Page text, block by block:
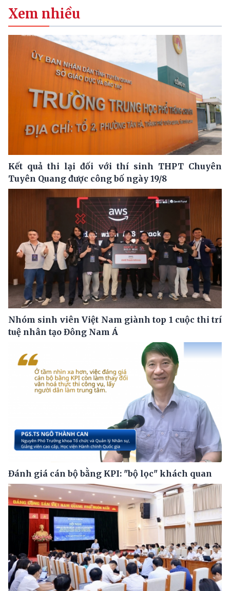
Xem nhiều
Kết quả thi lại đối với thí sinh THPT Chuyên
Tuyên Quang được công bố ngày 19/8
Nhóm sinh viên Việt Nam giành top 1 cuộc thi trí
tuệ nhân tạo Đông Nam Á
Đánh giá cán bộ bằng KPI: "bộ lọc" khách quan